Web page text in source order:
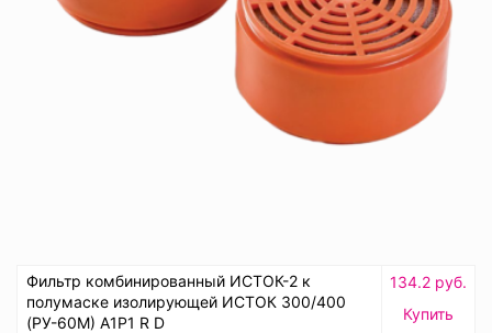
Фильтр комбинированный ИСТОК-2 к
полумаске изолирующей ИСТОК 300/400
(РУ-60М) А1Р1 R D
134.2 руб.
Купить